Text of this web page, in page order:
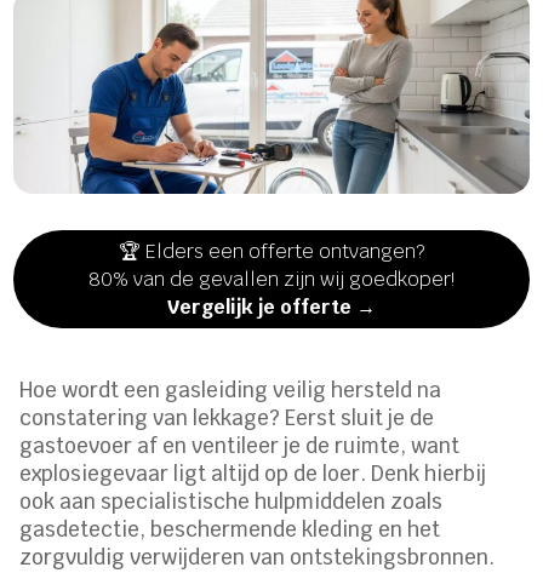
🏆 Elders een offerte ontvangen?
80% van de gevallen zijn wij goedkoper!
Vergelijk je offerte →
Hoe wordt een gasleiding veilig hersteld na
constatering van lekkage? Eerst sluit je de
gastoevoer af en ventileer je de ruimte, want
explosiegevaar ligt altijd op de loer. Denk hierbij
ook aan specialistische hulpmiddelen zoals
gasdetectie, beschermende kleding en het
zorgvuldig verwijderen van ontstekingsbronnen.